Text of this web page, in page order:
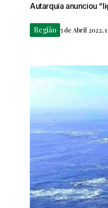
Autarquia anunciou
Região 5 de Abril 2022,